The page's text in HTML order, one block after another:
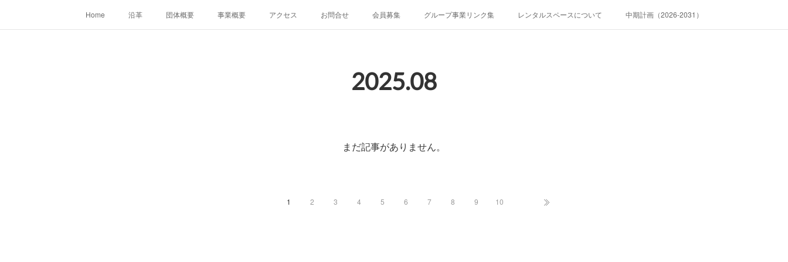
Home 沿革 団体概要 事業概要 アクセス お問合せ 会員募集 グループ事業リンク集 レンタルスペースについて 中期計画（2026-2031）
2025.08
まだ記事がありません。
1 2 3 4 5 6 7 8 9 10